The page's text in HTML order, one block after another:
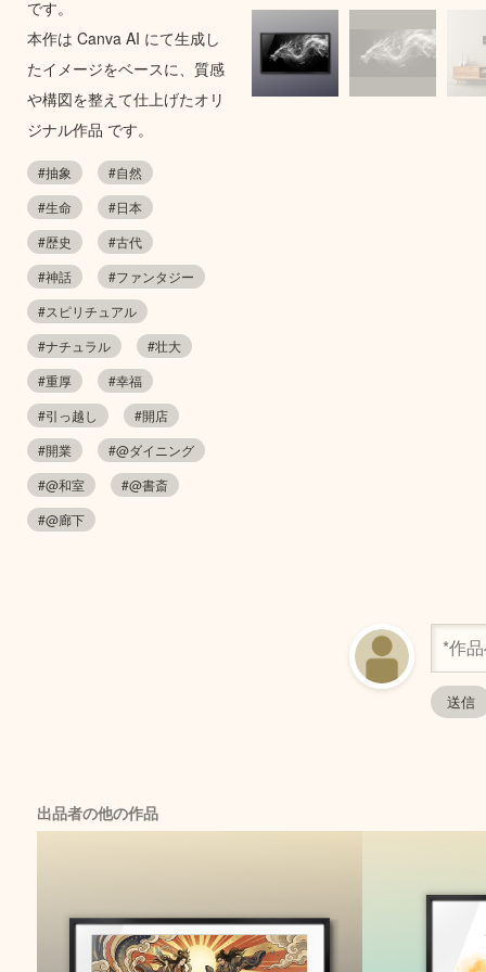
です。
本作は Canva AI にて生成し
たイメージをベースに、質感
や構図を整えて仕上げたオリ
ジナル作品 です。
#抽象
#自然
#生命
#日本
#歴史
#古代
#神話
#ファンタジー
#スピリチュアル
#ナチュラル
#壮大
#重厚
#幸福
#引っ越し
#開店
#開業
#@ダイニング
#@和室
#@書斎
#@廊下
出品者の他の作品